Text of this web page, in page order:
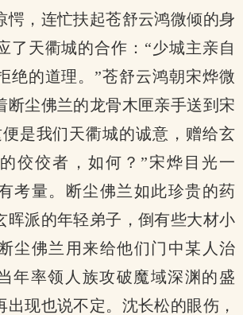
愕，连忙扶起苍舒云鸿微倾的身
了天衢城的合作：“少城主亲自
绝的道理。”苍舒云鸿朝宋烨微
断尘佛兰的龙骨木匣亲手送到宋
是我们天衢城的诚意，赠给玄
佼佼者，如何？”宋烨目光一
考量。断尘佛兰如此珍贵的药
晖派的年轻弟子，倒有些大材小
尘佛兰用来给他们门中某人治
率领人族攻破魔域深渊的盛
出现也说不定。沈长松的眼伤，